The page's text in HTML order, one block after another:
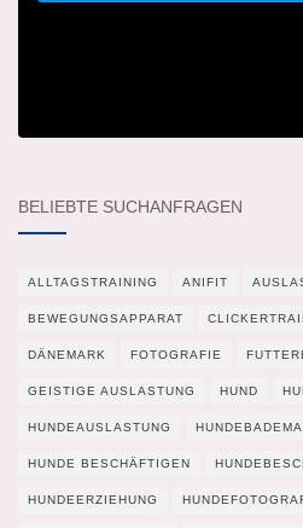
BELIEBTE SUCHANFRAGEN
ALLTAGSTRAINING ANIFIT
BEWEGUNGSAPPARAT
DÄNEMARK FOTOGRAFIE
GEISTIGE AUSLASTUNG HUND
HUNDEAUSLASTUNG
HUNDE BESCHÄFTIGEN
HUNDEERZIEHUNG